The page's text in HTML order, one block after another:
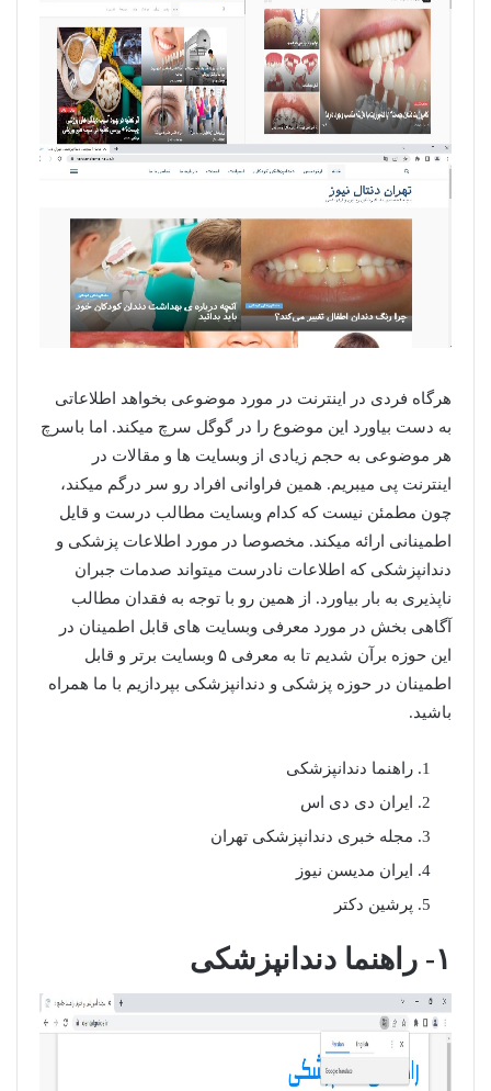
هرگاه فردی در اینترنت در مورد موضوعی بخواهد اطلاعاتی
به دست بیاورد این موضوع را در گوگل سرچ میکند. اما باسرچ
هر موضوعی به حجم زیادی از وبسایت ها و مقالات در
اینترنت پی میبریم. همین فراوانی افراد رو سر درگم میکند،
چون مطمئن نیست که کدام وبسایت مطالب درست و قایل
اطمینانی ارائه میکند. مخصوصا در مورد اطلاعات پزشکی و
دندانپزشکی که اطلاعات نادرست میتواند صدمات جبران
ناپذیری به بار بیاورد. از همین رو با توجه به فقدان مطالب
آگاهی بخش در مورد معرفی وبسایت های قابل اطمینان در
این حوزه برآن شدیم تا به معرفی ۵ وبسایت برتر و قابل
اطمینان در حوزه پزشکی و دندانپزشکی بپردازیم با ما همراه
باشید.
راهنما دندانپزشکی
ایران دی دی اس
مجله خبری دندانپزشکی تهران
ایران مدیسن نیوز
پرشین دکتر
۱- راهنما دندانپزشکی